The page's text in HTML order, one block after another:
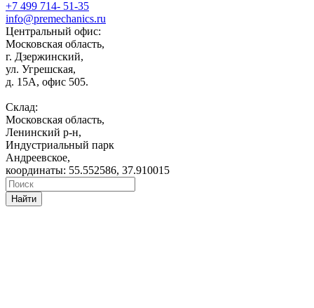
+7 499 714- 51-35
info@premechanics.ru
Центральный офис:
Московская область,
г. Дзержинский,
ул. Угрешская,
д. 15А, офис 505.
Склад:
Московская область,
Ленинский р-н,
Индустриальный парк
Андреевское,
координаты: 55.552586, 37.910015
Найти